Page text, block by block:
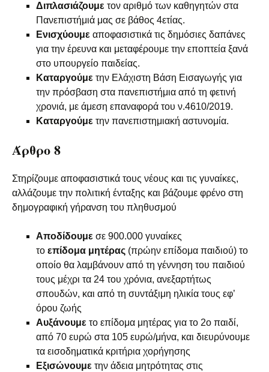
Διπλασιάζουμε τον αριθμό των καθηγητών στα
Πανεπιστήμιά μας σε βάθος 4ετίας.
Ενισχύουμε αποφασιστικά τις δημόσιες δαπάνες
για την έρευνα και μεταφέρουμε την εποπτεία ξανά
στο υπουργείο παιδείας.
Καταργούμε την Ελάχιστη Βάση Εισαγωγής για
την πρόσβαση στα πανεπιστήμια από τη φετινή
χρονιά, με άμεση επαναφορά του ν.4610/2019.
Καταργούμε την πανεπιστημιακή αστυνομία.
Άρθρο 8
Στηρίζουμε αποφασιστικά τους νέους και τις γυναίκες,
αλλάζουμε την πολιτική ένταξης και βάζουμε φρένο στη
δημογραφική γήρανση του πληθυσμού
Αποδίδουμε σε 900.000 γυναίκες
το επίδομα μητέρας (πρώην επίδομα παιδιού) το
οποίο θα λαμβάνουν από τη γέννηση του παιδιού
τους μέχρι τα 24 του χρόνια, ανεξαρτήτως
σπουδών, και από τη συντάξιμη ηλικία τους εφ’
όρου ζωής
Αυξάνουμε το επίδομα μητέρας για το 2ο παιδί,
από 70 ευρώ στα 105 ευρώ/μήνα, και διευρύνουμε
τα εισοδηματικά κριτήρια χορήγησης
Εξισώνουμε την άδεια μητρότητας στις